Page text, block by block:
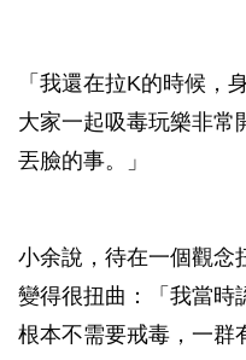
「我還在拉K的時候，
大家一起吸毒玩樂非常
丟臉的事。」
小余說，待在一個觀念
變得很扭曲：「我當時
根本不需要戒毒，一群